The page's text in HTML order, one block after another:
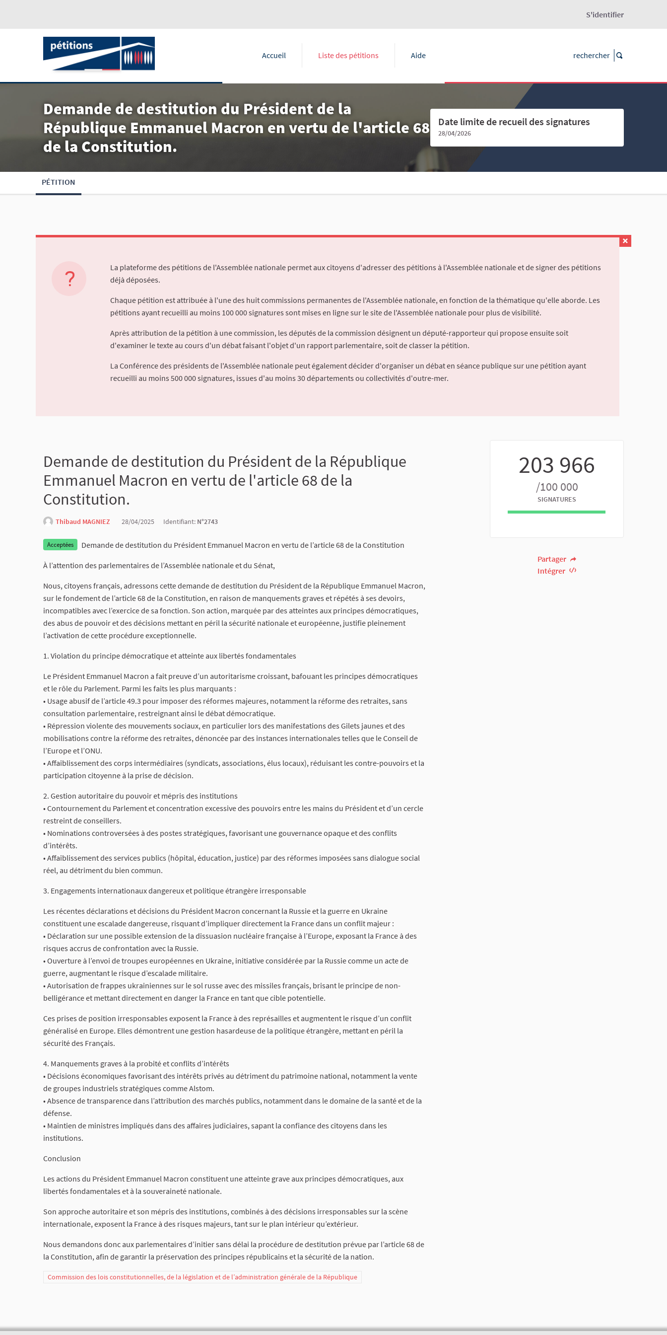
S'identifier
Accueil Liste des pétitions Aide
Demande de destitution du Président de la
République Emmanuel Macron en vertu de l'article 68
de la Constitution.
Date limite de recueil des signatures
28/04/2026
PÉTITION
La plateforme des pétitions de l'Assemblée nationale permet aux citoyens d'adresser des pétitions à l'Assemblée nationale et de signer des pétitions
déjà déposées.
Chaque pétition est attribuée à l'une des huit commissions permanentes de l'Assemblée nationale, en fonction de la thématique qu'elle aborde. Les
pétitions ayant recueilli au moins 100 000 signatures sont mises en ligne sur le site de l'Assemblée nationale pour plus de visibilité.
Après attribution de la pétition à une commission, les députés de la commission désignent un député-rapporteur qui propose ensuite soit
d'examiner le texte au cours d'un débat faisant l'objet d'un rapport parlementaire, soit de classer la pétition.
La Conférence des présidents de l'Assemblée nationale peut également décider d'organiser un débat en séance publique sur une pétition ayant
recueilli au moins 500 000 signatures, issues d'au moins 30 départements ou collectivités d'outre-mer.
203 966
/100 000
SIGNATURES
Partager
Intégrer
Demande de destitution du Président de la République
Emmanuel Macron en vertu de l'article 68 de la
Constitution.
Thibaud MAGNIEZ 28/04/2025 Identifiant: N°2743
Acceptées Demande de destitution du Président Emmanuel Macron en vertu de l’article 68 de la Constitution
À l’attention des parlementaires de l’Assemblée nationale et du Sénat,
Nous, citoyens français, adressons cette demande de destitution du Président de la République Emmanuel Macron,
sur le fondement de l’article 68 de la Constitution, en raison de manquements graves et répétés à ses devoirs,
incompatibles avec l’exercice de sa fonction. Son action, marquée par des atteintes aux principes démocratiques,
des abus de pouvoir et des décisions mettant en péril la sécurité nationale et européenne, justifie pleinement
l’activation de cette procédure exceptionnelle.
1. Violation du principe démocratique et atteinte aux libertés fondamentales
Le Président Emmanuel Macron a fait preuve d’un autoritarisme croissant, bafouant les principes démocratiques
et le rôle du Parlement. Parmi les faits les plus marquants :
• Usage abusif de l’article 49.3 pour imposer des réformes majeures, notamment la réforme des retraites, sans
consultation parlementaire, restreignant ainsi le débat démocratique.
• Répression violente des mouvements sociaux, en particulier lors des manifestations des Gilets jaunes et des
mobilisations contre la réforme des retraites, dénoncée par des instances internationales telles que le Conseil de
l’Europe et l’ONU.
• Affaiblissement des corps intermédiaires (syndicats, associations, élus locaux), réduisant les contre-pouvoirs et la
participation citoyenne à la prise de décision.
2. Gestion autoritaire du pouvoir et mépris des institutions
• Contournement du Parlement et concentration excessive des pouvoirs entre les mains du Président et d’un cercle
restreint de conseillers.
• Nominations controversées à des postes stratégiques, favorisant une gouvernance opaque et des conflits
d’intérêts.
• Affaiblissement des services publics (hôpital, éducation, justice) par des réformes imposées sans dialogue social
réel, au détriment du bien commun.
3. Engagements internationaux dangereux et politique étrangère irresponsable
Les récentes déclarations et décisions du Président Macron concernant la Russie et la guerre en Ukraine
constituent une escalade dangereuse, risquant d’impliquer directement la France dans un conflit majeur :
• Déclaration sur une possible extension de la dissuasion nucléaire française à l’Europe, exposant la France à des
risques accrus de confrontation avec la Russie.
• Ouverture à l’envoi de troupes européennes en Ukraine, initiative considérée par la Russie comme un acte de
guerre, augmentant le risque d’escalade militaire.
• Autorisation de frappes ukrainiennes sur le sol russe avec des missiles français, brisant le principe de non-
belligérance et mettant directement en danger la France en tant que cible potentielle.
Ces prises de position irresponsables exposent la France à des représailles et augmentent le risque d’un conflit
généralisé en Europe. Elles démontrent une gestion hasardeuse de la politique étrangère, mettant en péril la
sécurité des Français.
4. Manquements graves à la probité et conflits d’intérêts
• Décisions économiques favorisant des intérêts privés au détriment du patrimoine national, notamment la vente
de groupes industriels stratégiques comme Alstom.
• Absence de transparence dans l’attribution des marchés publics, notamment dans le domaine de la santé et de la
défense.
• Maintien de ministres impliqués dans des affaires judiciaires, sapant la confiance des citoyens dans les
institutions.
Conclusion
Les actions du Président Emmanuel Macron constituent une atteinte grave aux principes démocratiques, aux
libertés fondamentales et à la souveraineté nationale.
Son approche autoritaire et son mépris des institutions, combinés à des décisions irresponsables sur la scène
internationale, exposent la France à des risques majeurs, tant sur le plan intérieur qu’extérieur.
Nous demandons donc aux parlementaires d’initier sans délai la procédure de destitution prévue par l’article 68 de
la Constitution, afin de garantir la préservation des principes républicains et la sécurité de la nation.
Commission des lois constitutionnelles, de la législation et de l’administration générale de la République